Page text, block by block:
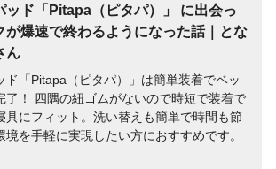
ッド「Pitapa（ピタパ）」 に出会っ
が爆速で終わるようになった話｜とな
ん
ド「Pitapa（ピタパ）」は簡単装着でベッ
了！ 四隅の紐ゴムがないので時短で装着で
具にフィット。洗い替えも簡単で時間も節
を手軽に実現したい方におすすめです。